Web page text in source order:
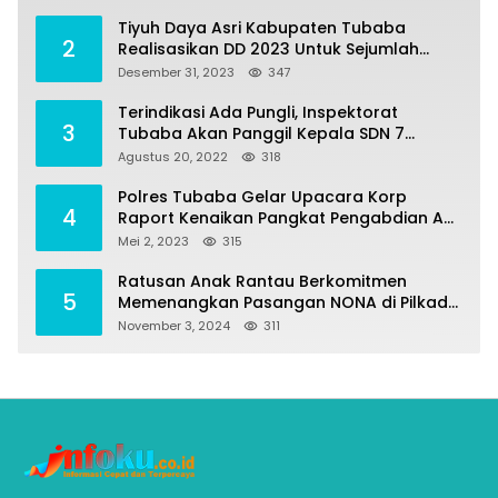
2
Tiyuh Daya Asri Kabupaten Tubaba
Realisasikan DD 2023 Untuk Sejumlah
Program Pembangunan
Desember 31, 2023 347
3
Terindikasi Ada Pungli, Inspektorat
Tubaba Akan Panggil Kepala SDN 7
Penumangan Baru
Agustus 20, 2022 318
4
Polres Tubaba Gelar Upacara Korp
Raport Kenaikan Pangkat Pengabdian AKP
Alaidin Effendi
Mei 2, 2023 315
5
Ratusan Anak Rantau Berkomitmen
Memenangkan Pasangan NONA di Pilkada
Tubaba 2024
November 3, 2024 311